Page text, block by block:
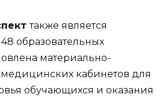
также является
образовательных
материально-
медицинских кабинетов для
обучающихся и оказания